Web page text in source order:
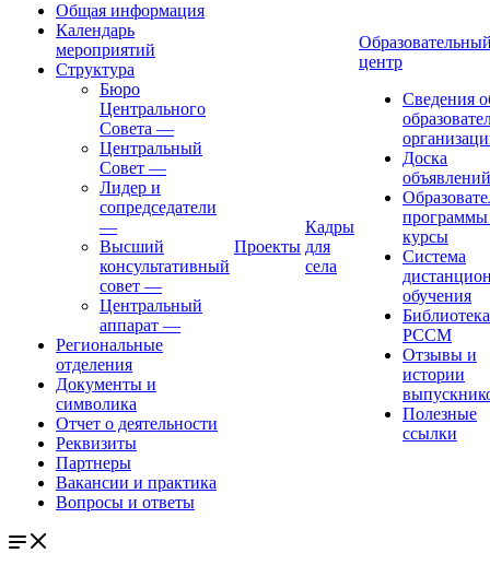
Общая информация
Календарь
мероприятий
Структура
Бюро
Центрального
Совета —
Центральный
Совет —
Лидер и
сопредседатели
—
Высший
консультативный
совет —
Центральный
аппарат —
Региональные
отделения
Документы и
символика
Отчет о деятельности
Реквизиты
Партнеры
Вакансии и практика
Вопросы и ответы
Проекты
Кадры
для
села
центр
Сведения
Доска
объявлений
курсы
Система
обучения
Библиотека
РССМ
Отзывы и
истории
Полезные
ссылки